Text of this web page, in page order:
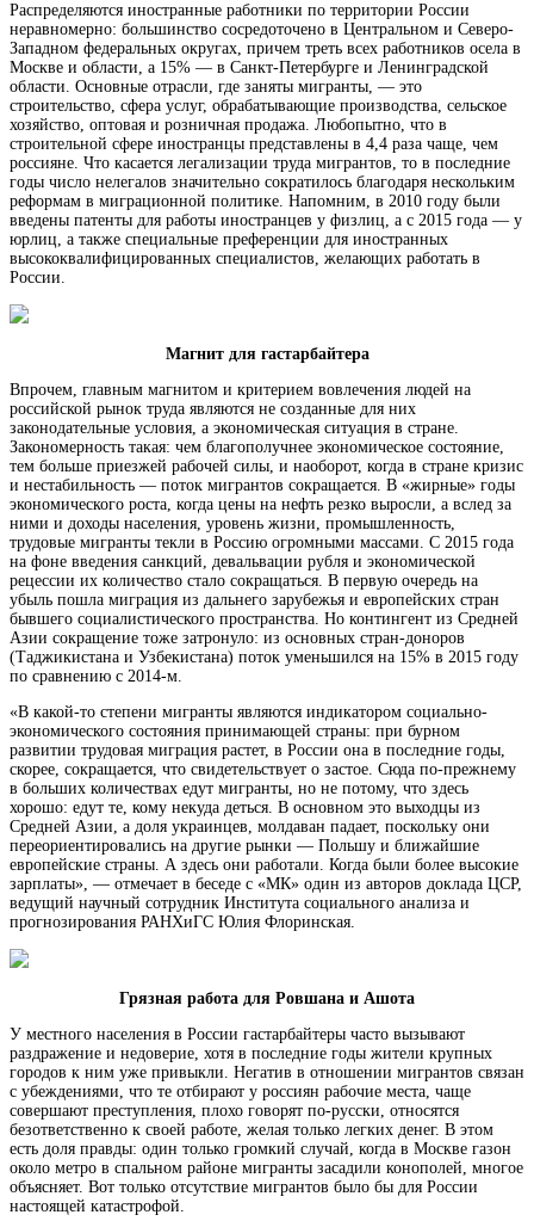
Распределяются иностранные работники по территории России
неравномерно: большинство сосредоточено в Центральном и Северо-
Западном федеральных округах, причем треть всех работников осела в
Москве и области, а 15% — в Санкт-Петербурге и Ленинградской
области. Основные отрасли, где заняты мигранты, — это
строительство, сфера услуг, обрабатывающие производства, сельское
хозяйство, оптовая и розничная продажа. Любопытно, что в
строительной сфере иностранцы представлены в 4,4 раза чаще, чем
россияне. Что касается легализации труда мигрантов, то в последние
годы число нелегалов значительно сократилось благодаря нескольким
реформам в миграционной политике. Напомним, в 2010 году были
введены патенты для работы иностранцев у физлиц, а с 2015 года — у
юрлиц, а также специальные преференции для иностранных
высококвалифицированных специалистов, желающих работать в
России.
Магнит для гастарбайтера
Впрочем, главным магнитом и критерием вовлечения людей на
российской рынок труда являются не созданные для них
законодательные условия, а экономическая ситуация в стране.
Закономерность такая: чем благополучнее экономическое состояние,
тем больше приезжей рабочей силы, и наоборот, когда в стране кризис
и нестабильность — поток мигрантов сокращается. В «жирные» годы
экономического роста, когда цены на нефть резко выросли, а вслед за
ними и доходы населения, уровень жизни, промышленность,
трудовые мигранты текли в Россию огромными массами. С 2015 года
на фоне введения санкций, девальвации рубля и экономической
рецессии их количество стало сокращаться. В первую очередь на
убыль пошла миграция из дальнего зарубежья и европейских стран
бывшего социалистического пространства. Но контингент из Средней
Азии сокращение тоже затронуло: из основных стран-доноров
(Таджикистана и Узбекистана) поток уменьшился на 15% в 2015 году
по сравнению с 2014-м.
«В какой-то степени мигранты являются индикатором социально-
экономического состояния принимающей страны: при бурном
развитии трудовая миграция растет, в России она в последние годы,
скорее, сокращается, что свидетельствует о застое. Сюда по-прежнему
в больших количествах едут мигранты, но не потому, что здесь
хорошо: едут те, кому некуда деться. В основном это выходцы из
Средней Азии, а доля украинцев, молдаван падает, поскольку они
переориентировались на другие рынки — Польшу и ближайшие
европейские страны. А здесь они работали. Когда были более высокие
зарплаты», — отмечает в беседе с «МК» один из авторов доклада ЦСР,
ведущий научный сотрудник Института социального анализа и
прогнозирования РАНХиГС Юлия Флоринская.
Грязная работа для Ровшана и Ашота
У местного населения в России гастарбайтеры часто вызывают
раздражение и недоверие, хотя в последние годы жители крупных
городов к ним уже привыкли. Негатив в отношении мигрантов связан
с убеждениями, что те отбирают у россиян рабочие места, чаще
совершают преступления, плохо говорят по-русски, относятся
безответственно к своей работе, желая только легких денег. В этом
есть доля правды: один только громкий случай, когда в Москве газон
около метро в спальном районе мигранты засадили конополей, многое
объясняет. Вот только отсутствие мигрантов было бы для России
настоящей катастрофой.